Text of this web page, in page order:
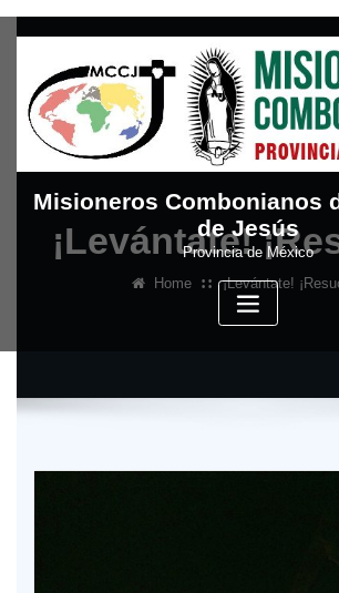
content
Misioneros Combonianos
de Jesús
Provincia de México
¡Levántate!
Home ¡Levántate!